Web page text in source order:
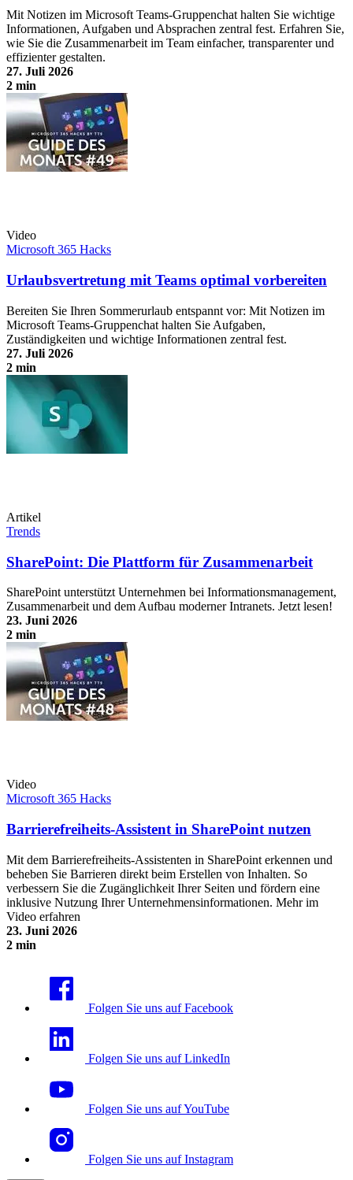
Mit Notizen im Microsoft Teams-Gruppenchat halten Sie wichtige
Informationen, Aufgaben und Absprachen zentral fest. Erfahren Sie,
wie Sie die Zusammenarbeit im Team einfacher, transparenter und
effizienter gestalten.
27. Juli 2026
2 min
Gemeinsame Notizen im Teams-Gruppenchat nutzen
Video
Microsoft 365 Hacks
Urlaubsvertretung mit Teams optimal vorbereiten
Bereiten Sie Ihren Sommerurlaub entspannt vor: Mit Notizen im
Microsoft Teams-Gruppenchat halten Sie Aufgaben,
Zuständigkeiten und wichtige Informationen zentral fest.
27. Juli 2026
2 min
Urlaubsvertretung mit Teams optimal vorbereiten
Artikel
Trends
SharePoint: Die Plattform für Zusammenarbeit
SharePoint unterstützt Unternehmen bei Informationsmanagement,
Zusammenarbeit und dem Aufbau moderner Intranets. Jetzt lesen!
23. Juni 2026
2 min
SharePoint: Die Plattform für Zusammenarbeit
Video
Microsoft 365 Hacks
Barrierefreiheits-Assistent in SharePoint nutzen
Mit dem Barrierefreiheits-Assistenten in SharePoint erkennen und
beheben Sie Barrieren direkt beim Erstellen von Inhalten. So
verbessern Sie die Zugänglichkeit Ihrer Seiten und fördern eine
inklusive Nutzung Ihrer Unternehmensinformationen. Mehr im
Video erfahren
23. Juni 2026
2 min
Folgen Sie uns auf Facebook
Folgen Sie uns auf LinkedIn
Folgen Sie uns auf YouTube
Folgen Sie uns auf Instagram